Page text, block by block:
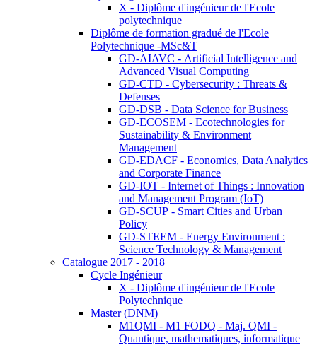
X - Diplôme d'ingénieur de l'Ecole
polytechnique
Diplôme de formation gradué de l'Ecole
Polytechnique -MSc&T
GD-AIAVC - Artificial Intelligence and
Advanced Visual Computing
GD-CTD - Cybersecurity : Threats &
Defenses
GD-DSB - Data Science for Business
GD-ECOSEM - Ecotechnologies for
Sustainability & Environment
Management
GD-EDACF - Economics, Data Analytics
and Corporate Finance
GD-IOT - Internet of Things : Innovation
and Management Program (IoT)
GD-SCUP - Smart Cities and Urban
Policy
GD-STEEM - Energy Environment :
Science Technology & Management
Catalogue 2017 - 2018
Cycle Ingénieur
X - Diplôme d'ingénieur de l'Ecole
Polytechnique
Master (DNM)
M1QMI - M1 FODQ - Maj. QMI -
Quantique, mathematiques, informatique